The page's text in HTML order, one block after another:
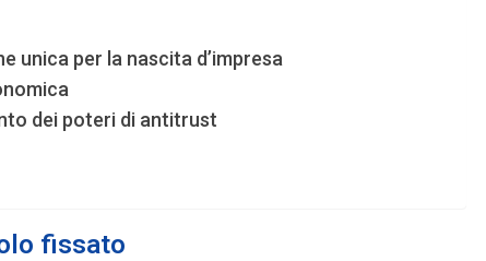
unica per la nascita d’impresa
dei poteri di antitrust
fissato